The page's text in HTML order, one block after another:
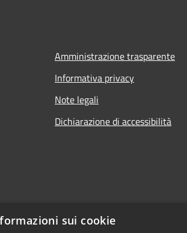
Amministrazione trasparente
Informativa privacy
Note legali
Dichiarazione di accessibilità
sui cookie